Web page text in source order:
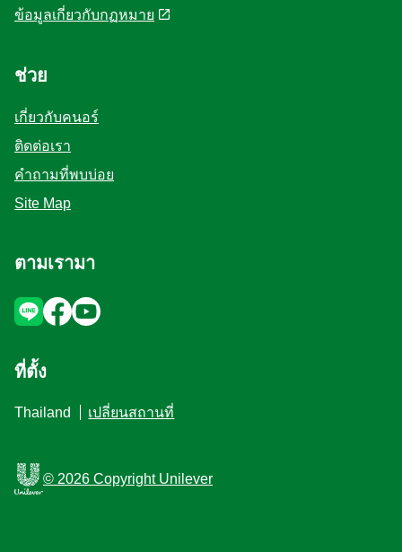
ข้อมูลเกี่ยวกับกฏหมาย
ช่วย
เกี่ยวกับคนอร์
ติดต่อเรา
คำถามที่พบบ่อย
Site Map
ตามเรามา
ที่ตั้ง
Thailand เปลี่ยนสถานที่
© 2026 Copyright Unilever